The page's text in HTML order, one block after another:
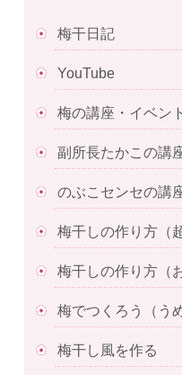
梅干日記
YouTube
梅の講座・イベン
副所長たかこの講
のぶこセンセの講
梅干しの作り方（
梅干しの作り方（
梅でつくろう（う
梅干し風を作る